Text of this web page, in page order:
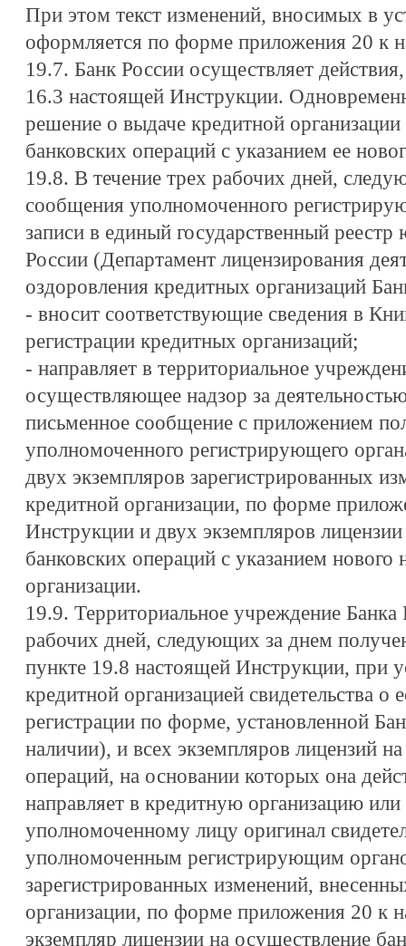
При этом текст изменений, вносимых в
оформляется по форме приложения 20 к
19.7. Банк России осуществляет
16.3 настоящей Инструкции.
решение о выдаче кредитной
банковских операций с указанием ее
19.8. В течение трех рабочих дней,
сообщения уполномоченного
записи в единый государственный
России (Департамент лицензирования
оздоровления кредитных организаций
- вносит соответствующие сведения в
регистрации кредитных организаций;
- направляет в территориальное
осуществляющее надзор за
письменное сообщение с приложением
уполномоченного регистрирующего
двух экземпляров зарегистрированных
кредитной организации, по форме
Инструкции и двух экземпляров
банковских операций с указанием нового
организации.
19.9. Территориальное учреждение Банка
рабочих дней, следующих за днем
пункте 19.8 настоящей Инструкции, при
кредитной организацией свидетельства о
регистрации по форме, установленной
наличии), и всех экземпляров лицензий
операций, на основании которых она
направляет в кредитную организацию
уполномоченному лицу оригинал
уполномоченным регистрирующим
зарегистрированных изменений,
организации, по форме приложения 20 к
экземпляр лицензии на осуществление